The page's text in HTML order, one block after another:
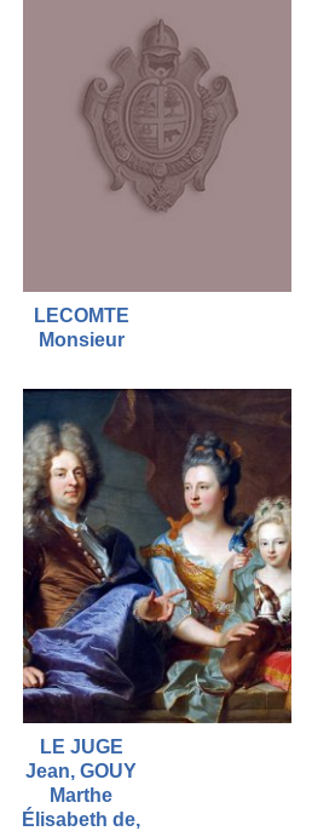
LECOMTE
Monsieur
LE JUGE
Jean, GOUY
Marthe
Élisabeth de,